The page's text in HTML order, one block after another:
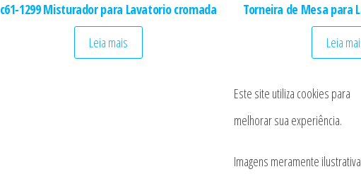
c61-1299 Misturador para Lavatorio cromada
Leia mais
Torneira de Mesa para
Leia
Este site utiliza cookies para
melhorar sua experiência.
Imagens meramente